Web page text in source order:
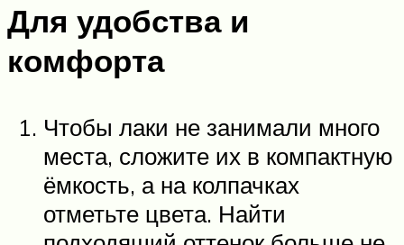
Для удобства и
комфорта
Чтобы лаки не занимали много
места, сложите их в компактную
ёмкость, а на колпачках
отметьте цвета. Найти